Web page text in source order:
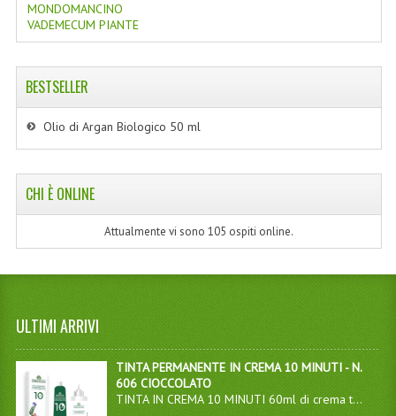
MONDOMANCINO
VADEMECUM PIANTE
BESTSELLER
Olio di Argan Biologico 50 ml
CHI È ONLINE
Attualmente vi sono 105 ospiti online.
ULTIMI ARRIVI
TINTA PERMANENTE IN CREMA 10 MINUTI - N.
606 CIOCCOLATO
TINTA IN CREMA 10 MINUTI 60ml di crema t...